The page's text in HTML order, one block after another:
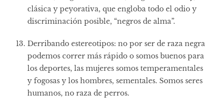
clásica y peyorativa, que engloba todo el odio y
discriminación posible, “negros de alma”.
Derribando estereotipos: no por ser de raza negra
podemos correr más rápido o somos buenos para
los deportes, las mujeres somos temperamentales
y fogosas y los hombres, sementales. Somos seres
humanos, no raza de perros.